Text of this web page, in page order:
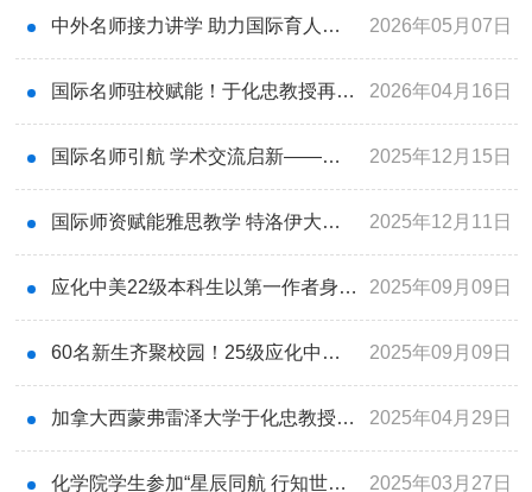
中外名师接力讲学 助力国际育人提质 2026年05月07日
国际名师驻校赋能！于化忠教授再度为应化中美班全英文授课，两周深度课堂启幕 2026年04月16日
国际名师引航 学术交流启新——西蒙弗雷泽大学于化忠教授为应化中美班授课 2025年12月15日
国际师资赋能雅思教学 特洛伊大学教授为应化中美学子授课 2025年12月11日
应化中美22级本科生以第一作者身份在化学领域国际期刊发表研究成果 2025年09月09日
60名新生齐聚校园！25级应化中美新生报到温情启幕 2025年09月09日
加拿大西蒙弗雷泽大学于化忠教授为应化中美23级本科生授课 2025年04月29日
化学院学生参加“星辰同航 行知世界”出国交流经验分享及项目宣介会 2025年03月27日